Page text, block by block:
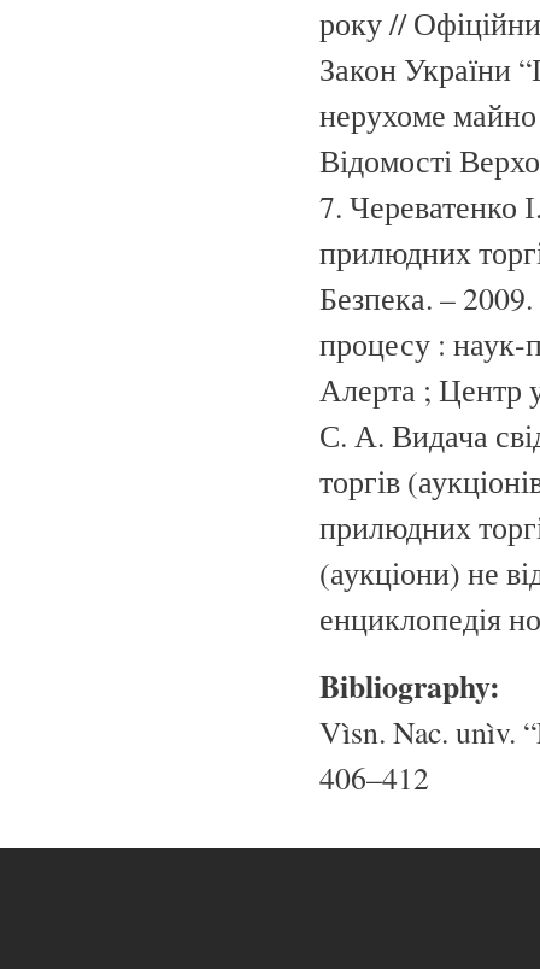
року //
Закон України
нерухоме майно
Відомості
7. Череватенко
прилюдних
Безпека. –
процесу : наук-
Алерта ; Центр
С. А. Видача
торгів
прилюдних
(аукціони) не
енциклопедія
Bibliography:
Vìsn. Nac. unìv.
406–412